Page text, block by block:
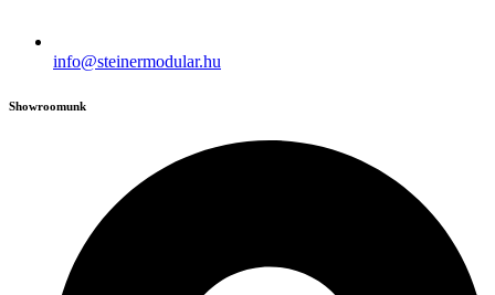
info@steinermodular.hu
Showroomunk